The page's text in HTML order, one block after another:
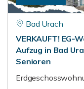
Bad Urach
VERKAUFT! EG-
Aufzug in Bad
Senioren